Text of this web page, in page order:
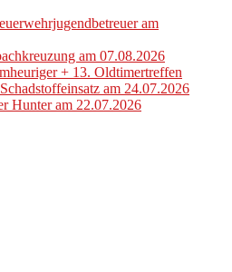
am
am 07.08.2026
+ 13. Oldtimertreffen
am 24.07.2026
Hunter am 22.07.2026